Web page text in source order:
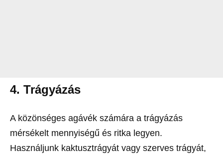
4. Trágyázás
A közönséges agávék számára a trágyázás
mérsékelt mennyiségű és ritka legyen.
Használjunk kaktusztrágyát vagy szerves trágyát,